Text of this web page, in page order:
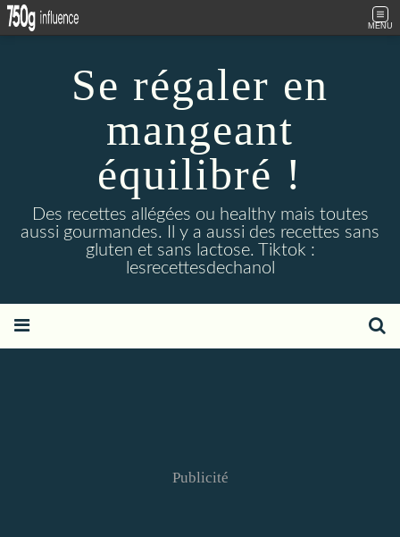
MENU
Se régaler en
mangeant
équilibré !
Des recettes allégées ou healthy mais toutes
aussi gourmandes. Il y a aussi des recettes sans
gluten et sans lactose. Tiktok :
lesrecettesdechanol
Publicité